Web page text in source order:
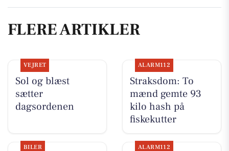
FLERE ARTIKLER
VEJRET
Sol og blæst
sætter
dagsordenen
ALARM112
Straksdom: To
mænd gemte 93
kilo hash på
fiskekutter
BILER ALARM112